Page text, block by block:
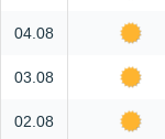
04.08
03.08
02.08